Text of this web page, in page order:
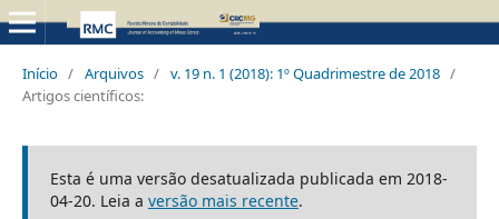
Início / Arquivos / v. 19 n. 1 (2018): 1º Quadrimestre de 2018 /
Artigos científicos:
Esta é uma versão desatualizada publicada em 2018-
04-20. Leia a versão mais recente.